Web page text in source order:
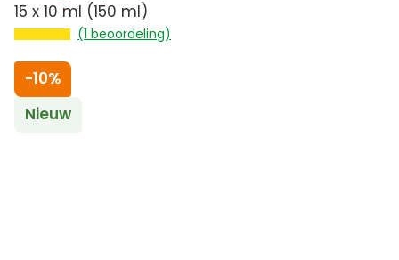
15 x 10 ml (150 ml)
(1 beoordeling)
-10%
Nieuw